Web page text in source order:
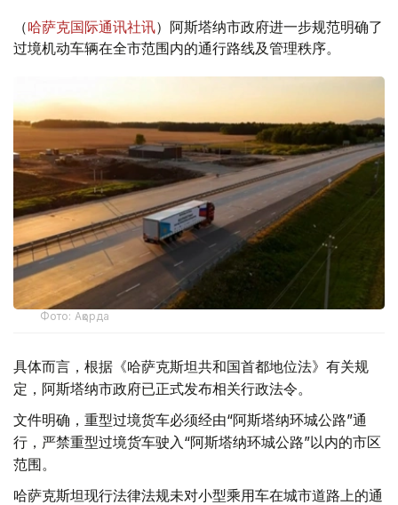
（哈萨克国际通讯社讯）阿斯塔纳市政府进一步规范明确了
过境机动车辆在全市范围内的通行路线及管理秩序。
Фото: Ақорда
具体而言，根据《哈萨克斯坦共和国首都地位法》有关规
定，阿斯塔纳市政府已正式发布相关行政法令。
文件明确，重型过境货车必须经由“阿斯塔纳环城公路”通
行，严禁重型过境货车驶入“阿斯塔纳环城公路”以内的市区
范围。
哈萨克斯坦现行法律法规未对小型乘用车在城市道路上的通